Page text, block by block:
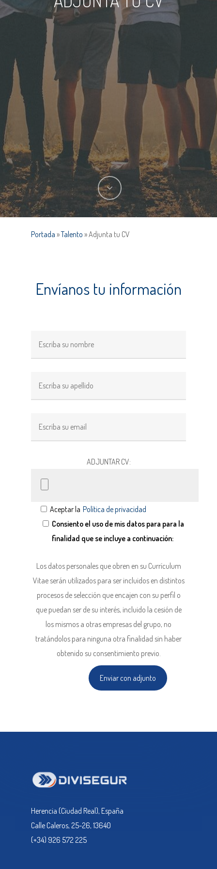
Portada »Talento »Adjunta tu CV
Envíanos tu información
ADJUNTAR CV:
Aceptar la Política de privacidad
Consiento el uso de mis datos para para la
finalidad que se incluye a continuación:
Los datos personales que obren en su Currículum
Vitae serán utilizados para ser incluidos en distintos
procesos de selección que encajen con su perfil o
que puedan ser de su interés, incluido la cesión de
los mismos a otras empresas del grupo, no
tratándolos para ninguna otra finalidad sin haber
obtenido su consentimiento previo.
Herencia (Ciudad Real), España
Calle Caleros, 25-26, 13640
(+34) 926 572 225